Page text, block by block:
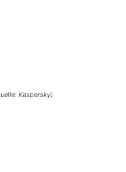
Kaspersky)